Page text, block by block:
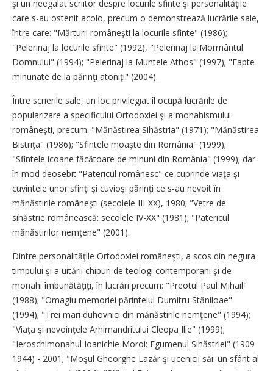
şi un neegalat scriitor despre locurile sfinte şi personalităţile
care s-au ostenit acolo, precum o demonstrează lucrările sale,
între care: "Mărturii româneşti la locurile sfinte" (1986);
"Pelerinaj la locurile sfinte" (1992), "Pelerinaj la Mormântul
Domnului" (1994); "Pelerinaj la Muntele Athos" (1997); "Fapte
minunate de la părinţi atoniţi" (2004).
Între scrierile sale, un loc privilegiat îl ocupă lucrările de
popularizare a specificului Ortodoxiei şi a monahismului
româneşti, precum: "Mănăstirea Sihăstria" (1971); "Mănăstirea
Bistriţa" (1986); "Sfintele moaşte din România" (1999);
"Sfintele icoane făcătoare de minuni din România" (1999); dar
în mod deosebit "Patericul românesc" ce cuprinde viaţa şi
cuvintele unor sfinţi şi cuvioşi părinţi ce s-au nevoit în
mănăstirile româneşti (secolele III-XX), 1980; "Vetre de
sihăstrie românească: secolele IV-XX" (1981); "Patericul
mănăstirilor nemţene" (2001).
Dintre personalităţile Ortodoxiei româneşti, a scos din negura
timpului şi a uitării chipuri de teologi contemporani şi de
monahi îmbunătăţiţi, în lucrări precum: "Preotul Paul Mihail"
(1988); "Omagiu memoriei părintelui Dumitru Stăniloae"
(1994); "Trei mari duhovnici din mănăstirile nemţene" (1994);
"Viaţa şi nevoinţele Arhimandritului Cleopa Ilie" (1999);
"Ieroschimonahul Ioanichie Moroi: Egumenul Sihăstriei" (1909-
1944) - 2001; "Moşul Gheorghe Lazăr şi ucenicii săi: un sfânt al